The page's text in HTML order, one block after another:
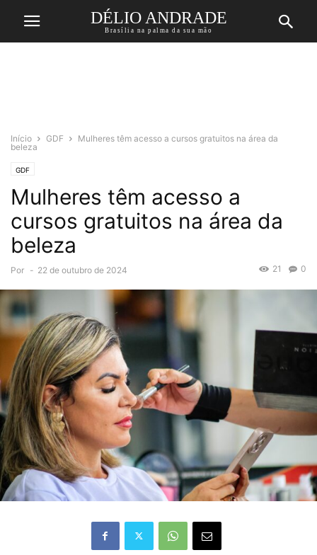
DÉLIO ANDRADE
Brasília na palma da sua mão
Início GDF
Mulheres têm acesso a cursos gratuitos na área da
beleza
GDF
Mulheres têm acesso a
cursos gratuitos na área da
beleza
Por - 22 de outubro de 2024 0
21